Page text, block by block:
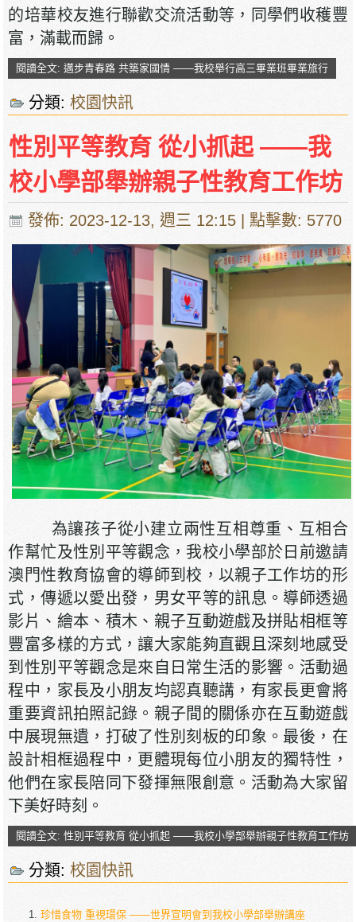
的培華校友進行聯歡交流活動等，同學們收穫豐
富，滿載而歸。
閱讀全文: 邁步青春路 共築家國情 ——我校舉行高三畢業班畢業旅行
分類:校園快訊
性別平等教育 從小抓起 ——我
校小學部舉辦親子性教育工作坊
發佈: 2023-12-13, 週三 12:15 | 點擊數: 5770
為讓孩子從小建立兩性互相尊重、互相合
作幫忙及性別平等觀念，我校小學部於日前邀請
澳門性教育協會的導師到校，以親子工作坊的形
式，傳遞以愛出發，男女平等的訊息。導師透過
影片、繪本、積木、親子互動遊戲及拼貼相框等
豐富多樣的方式，讓大家能夠直觀且深刻地感受
到性別平等觀念是來自日常生活的影響。活動過
程中，家長及小朋友均認真聽講，有家長更會將
重要資訊拍照記錄。親子間的關係亦在互動遊戲
中展現無遺，打破了性別刻板的印象。最後，在
設計相框過程中，更體現每位小朋友的獨特性，
他們在家長陪同下發揮無限創意。活動為大家留
下美好時刻。
閱讀全文: 性別平等教育 從小抓起 ——我校小學部舉辦親子性教育工作坊
分類:校園快訊
珍惜食物 重視環保 ——世界宣明會到我校小學部舉辦講座